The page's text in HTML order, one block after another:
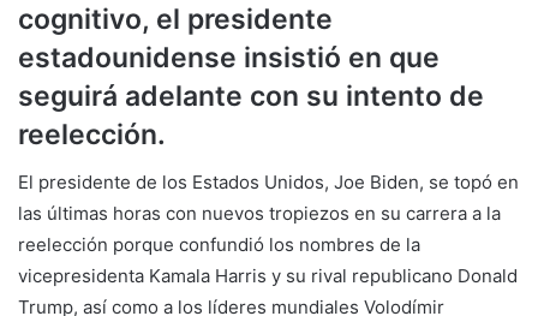
cognitivo, el presidente
estadounidense insistió en que
seguirá adelante con su intento de
reelección.
El presidente de los Estados Unidos, Joe Biden, se topó en
las últimas horas con nuevos tropiezos en su carrera a la
reelección porque confundió los nombres de la
vicepresidenta Kamala Harris y su rival republicano Donald
Trump, así como a los líderes mundiales Volodímir